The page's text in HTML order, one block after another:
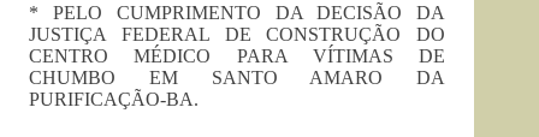
* PELO CUMPRIMENTO DA DECISÃO DA
JUSTIÇA FEDERAL DE CONSTRUÇÃO DO
CENTRO MÉDICO PARA VÍTIMAS DE
CHUMBO EM SANTO AMARO DA
PURIFICAÇÃO-BA.